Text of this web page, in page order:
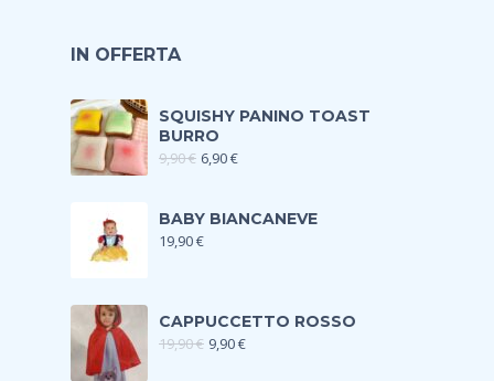
IN OFFERTA
SQUISHY PANINO TOAST
BURRO
9,90€ 6,90€
BABY BIANCANEVE
19,90€
CAPPUCCETTO ROSSO
19,90€ 9,90€